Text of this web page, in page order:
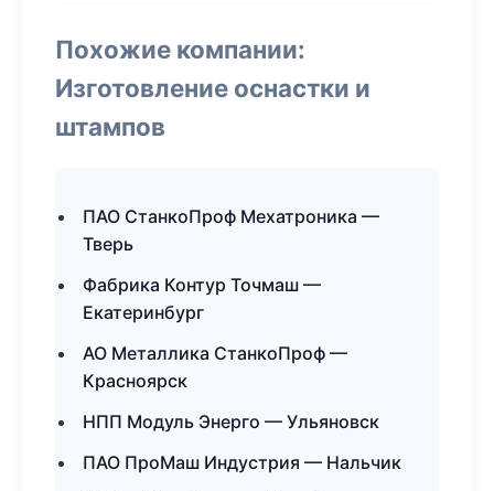
Похожие компании:
Изготовление оснастки и
штампов
ПАО СтанкоПроф Мехатроника —
Тверь
Фабрика Контур Точмаш —
Екатеринбург
АО Металлика СтанкоПроф —
Красноярск
НПП Модуль Энерго — Ульяновск
ПАО ПроМаш Индустрия — Нальчик